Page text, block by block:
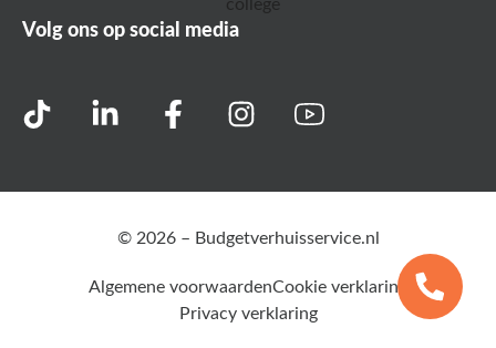
Volg ons op social media
© 2026 – Budgetverhuisservice.nl
Algemene voorwaardenCookie verklaring
Privacy verklaring